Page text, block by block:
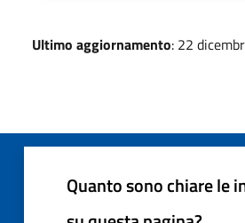
Ultimo aggiornamento: 22
Quanto sono chiare le